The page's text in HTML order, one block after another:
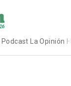
Podcast La Opinión